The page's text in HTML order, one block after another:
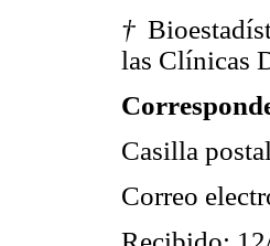
†
las Clínicas
Casilla
Correo